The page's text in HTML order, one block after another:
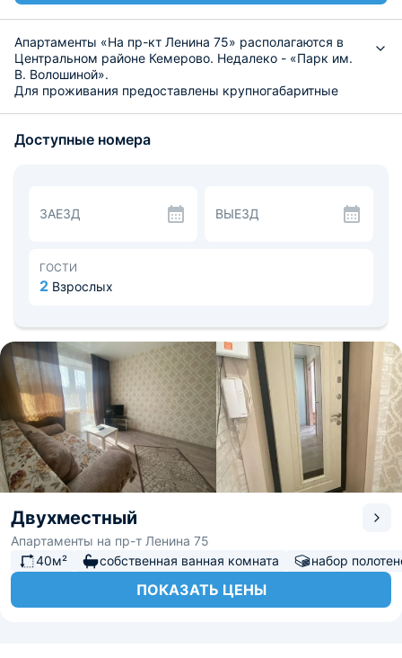
Апартаменты «На пр-кт Ленина 75» располагаются в
Центральном районе Кемерово. Недалеко - «Парк им.
В. Волошиной».
Для проживания предоставлены крупногабаритные
диван с телевизором в гостиной зоне.
количество различных кафе и ресторанов.
В качестве развлечения можно посетить кинотеатр
— 7 км.
Доступные номера
ЗАЕЗД ВЫЕЗД
ГОСТИ
2 Взрослых
Двухместный
Апартаменты на пр-т Ленина 75
40м²
собственная ванная комната набор
ПОКАЗАТЬ ЦЕНЫ